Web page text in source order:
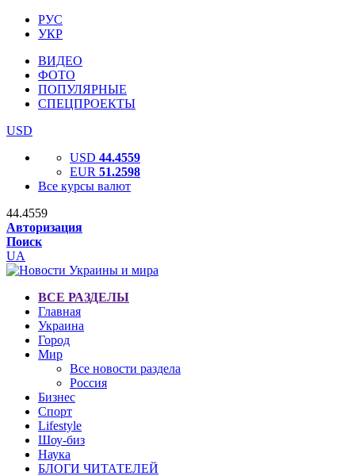
РУС
УКР
ВИДЕО
ФОТО
ПОПУЛЯРНЫЕ
СПЕЦПРОЕКТЫ
USD
USD 44.4559
EUR 51.2598
Все курсы валют
44.4559
Авторизация
Поиск
UA
ВСЕ РАЗДЕЛЫ
Главная
Украина
Город
Мир
Все новости раздела
Россия
Бизнес
Спорт
Lifestyle
Шоу-биз
Наука
БЛОГИ ЧИТАТЕЛЕЙ